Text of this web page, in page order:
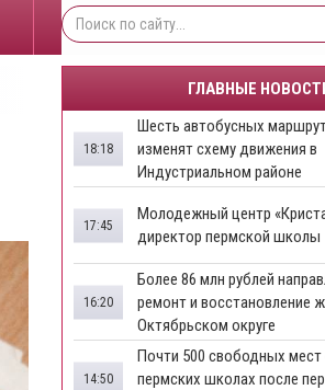
ГЛАВНЫЕ
Шесть автобусных
изменят схему движения в
Индустриальном районе
18:18
Молодежный центр
директор пермской школы
17:45
Более 86 млн рублей
ремонт и восстановление
Октябрьском округе
16:20
Почти 500 свободных мест
пермских школах после
14:50